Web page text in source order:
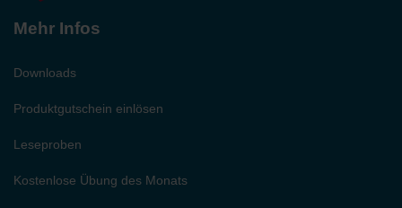
Mehr Infos
Downloads
Produktgutschein einlösen
Leseproben
Kostenlose Übung des Monats